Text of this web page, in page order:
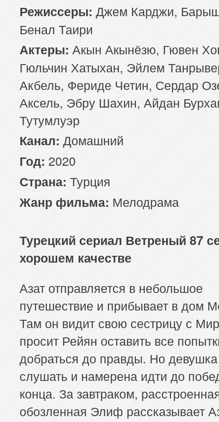
129 серия
130 серия 131 серия
133 серия
134 серия
137 серия
138 серия 139 серия
141 серия
142 серия 143 серия
Режиссеры: Джем Карджи,
Бенал Таири
Актеры: Акын Акынёзю, Гювен
Гюльчин Хатыхан, Эйлем
Акбель, Фериде Четин, Сердар
Аксель, Эбру Шахин, Айдан
Тутумлуэр
Канал: Домашний
Год: 2020
Страна: Турция
Жанр фильма: Мелодрама
Турецкий сериал Ветреный 87
хорошем качестве
Азат отправляется в небольшое
путешествие и прибывает в дом
Там он видит свою сестрицу с
просит Рейян оставить все
добраться до правды. Но девушка
слушать и намерена идти до
конца. За завтраком,
обозленная Элиф рассказывает